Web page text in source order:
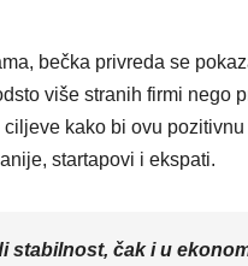
bečka privreda se
više stranih firmi nego
kako bi ovu
startapovi i ekspati.
stabilnost, čak i u